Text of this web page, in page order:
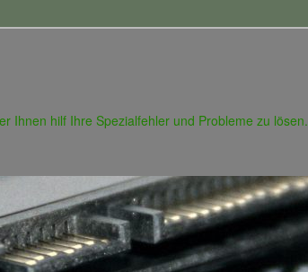
Ihnen hilf Ihre Spezialfehler und Probleme zu lösen.